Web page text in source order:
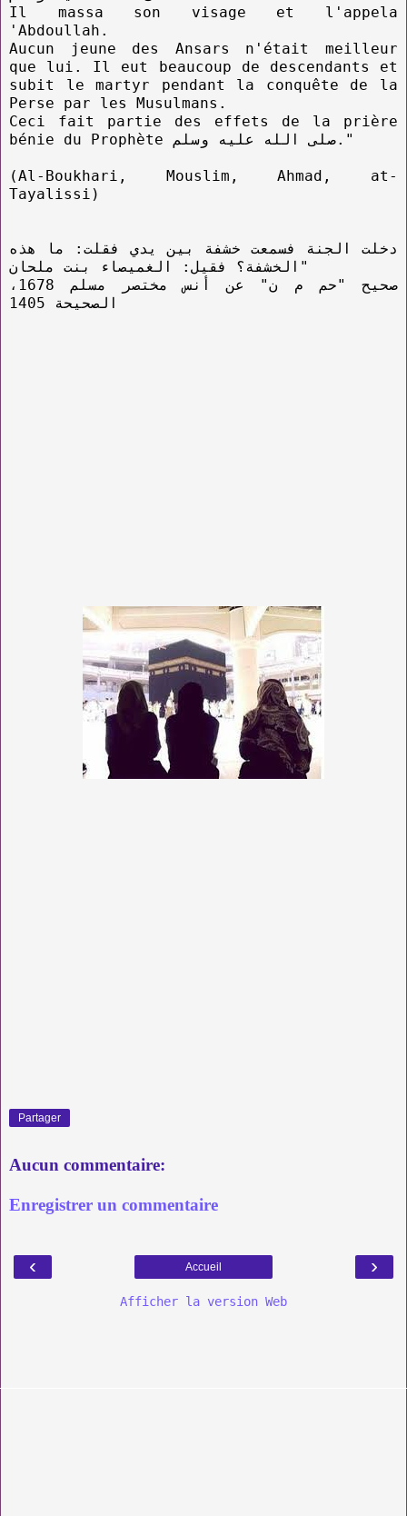
Il massa son visage et l'appela
'Abdoullah.
Aucun jeune des Ansars n'était meilleur
que lui. Il eut beaucoup de descendants et
subit le martyr pendant la conquête de la
Perse par les Musulmans.
Ceci fait partie des effets de la prière
bénie du Prophète صلى الله عليه وسلم."
(Al-Boukhari, Mouslim, Ahmad, at-
Tayalissi)
دخلت الجنة فسمعت خشفة بين يدي فقلت: ما هذه
الخشفة؟ فقيل: الغميصاء بنت ملحان"
صحيح "حم م ن" عن أنس مختصر مسلم 1678،
الصحيحة 1405
Partager
Aucun commentaire:
Enregistrer un commentaire
‹ ›
Accueil
Afficher la version Web